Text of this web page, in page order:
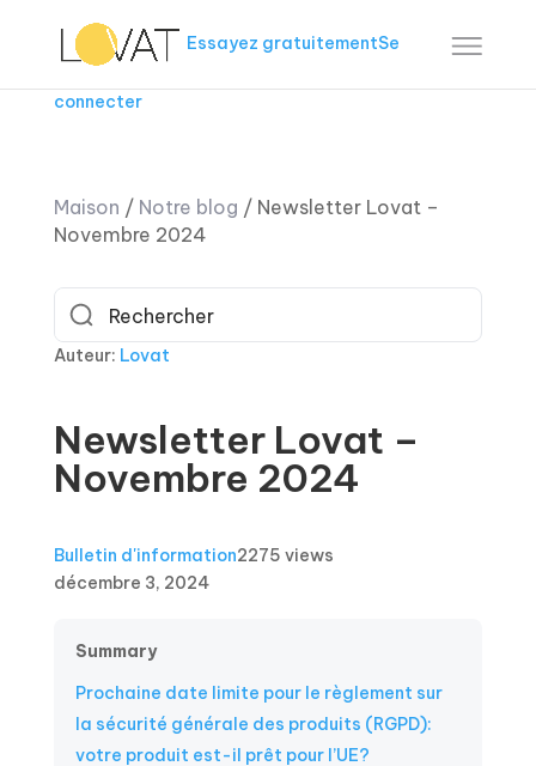
Essayez gratuitementSe
connecter
Maison / Notre blog / Newsletter Lovat –
Novembre 2024
Auteur: Lovat
Newsletter Lovat –
Novembre 2024
Bulletin d'information2275 views
décembre 3, 2024
Summary
Prochaine date limite pour le règlement sur
la sécurité générale des produits (RGPD):
votre produit est-il prêt pour l’UE?